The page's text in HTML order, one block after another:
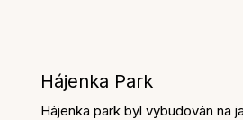
Hájenka Park
Hájenka park byl vybudován na